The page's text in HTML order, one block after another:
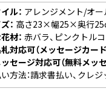
ル： アレンジメント/オ
： 高さ23×幅25×奥行
材： 赤バラ、ピンクトル
対応可（メッセージカー
セージ対応可（無料メッ
方法：請求書払い、クレ